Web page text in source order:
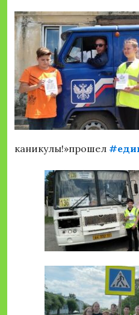
каникулы!»прошел